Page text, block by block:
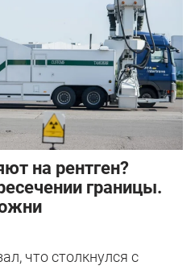
на рентген?
границы.
что столкнулся с